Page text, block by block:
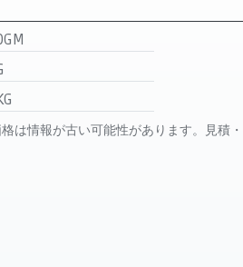
は情報が古い可能性があります。見積